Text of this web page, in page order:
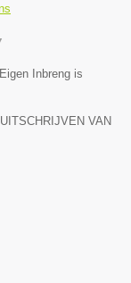
Inbreng is
VAN